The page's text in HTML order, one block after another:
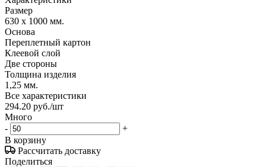
Размер
630 х 1000 мм.
Основа
Переплетный картон
Клеевой слой
Две стороны
Толщина изделия
1,25 мм.
Все характеристики
294.20 руб./шт
Много
-
+
В корзину
Рассчитать доставку
Поделиться